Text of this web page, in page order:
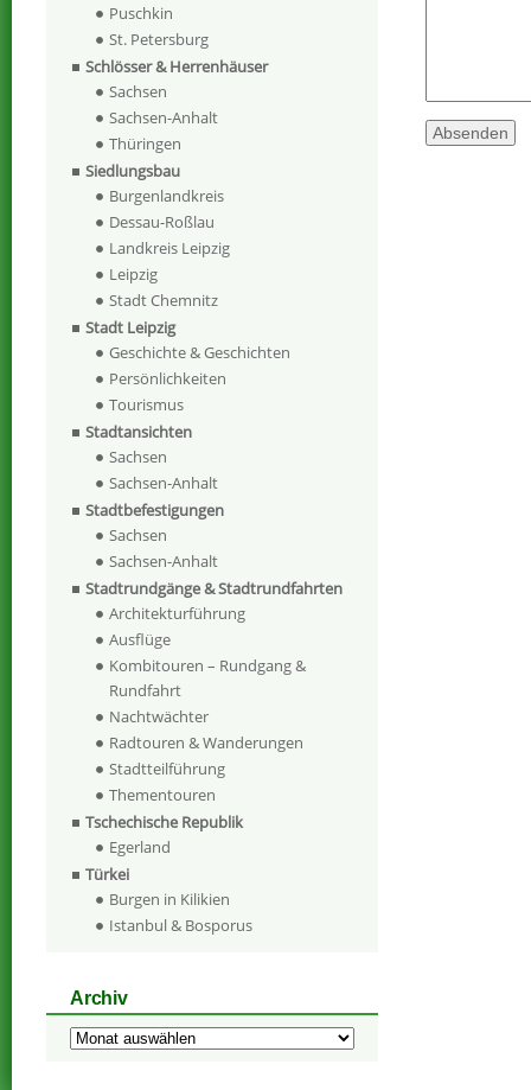
Puschkin
St. Petersburg
Schlösser & Herrenhäuser
Sachsen
Sachsen-Anhalt
Thüringen
Siedlungsbau
Burgenlandkreis
Dessau-Roßlau
Landkreis Leipzig
Leipzig
Stadt Chemnitz
Stadt Leipzig
Geschichte & Geschichten
Persönlichkeiten
Tourismus
Stadtansichten
Sachsen
Sachsen-Anhalt
Stadtbefestigungen
Sachsen
Sachsen-Anhalt
Stadtrundgänge & Stadtrundfahrten
Architekturführung
Ausflüge
Kombitouren – Rundgang &
Rundfahrt
Nachtwächter
Radtouren & Wanderungen
Stadtteilführung
Thementouren
Tschechische Republik
Egerland
Türkei
Burgen in Kilikien
Istanbul & Bosporus
Archiv
Archiv